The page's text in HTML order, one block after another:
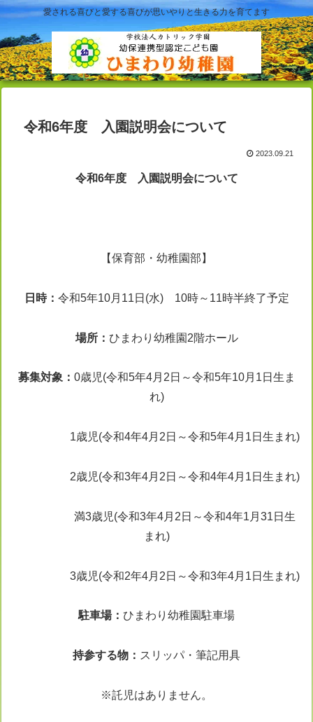
愛される喜びと愛する喜びが思いやりと生きる力を育てます
令和6年度 入園説明会について
2023.09.21
令和6年度 入園説明会について
【保育部・幼稚園部】
日時： 令和5年10月11日(水) 10時～11時半終了予定
場所： ひまわり幼稚園2階ホール
募集対象： 0歳児(令和5年4月2日～令和5年10月1日生ま
れ)
1歳児(令和4年4月2日～令和5年4月1日生まれ)
2歳児(令和3年4月2日～令和4年4月1日生まれ)
満3歳児(令和3年4月2日～令和4年1月31日生
まれ)
3歳児(令和2年4月2日～令和3年4月1日生まれ)
駐車場： ひまわり幼稚園駐車場
持参する物： スリッパ・筆記用具
※託児はありません。